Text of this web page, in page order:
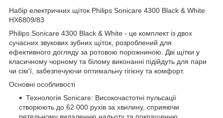
Набір електричних щіток Philips Sonicare 4300 Black & White
HX6809/83
Philips Sonicare 4300 Black & White - це комплект із двох
сучасних звукових зубних щіток, розроблений для
ефективного догляду за ротовою порожниною. Дві щітки у
класичному чорному та білому виконанні підійдуть для пари
чи сім'ї, забезпечуючи оптимальну гігієну та комфорт.
Основні особливості
Технологія Sonicare: Високочастотні пульсації
створюють до 62 000 рухів за хвилину, сприяючи
ретельному видаленню нальоту та покращенню